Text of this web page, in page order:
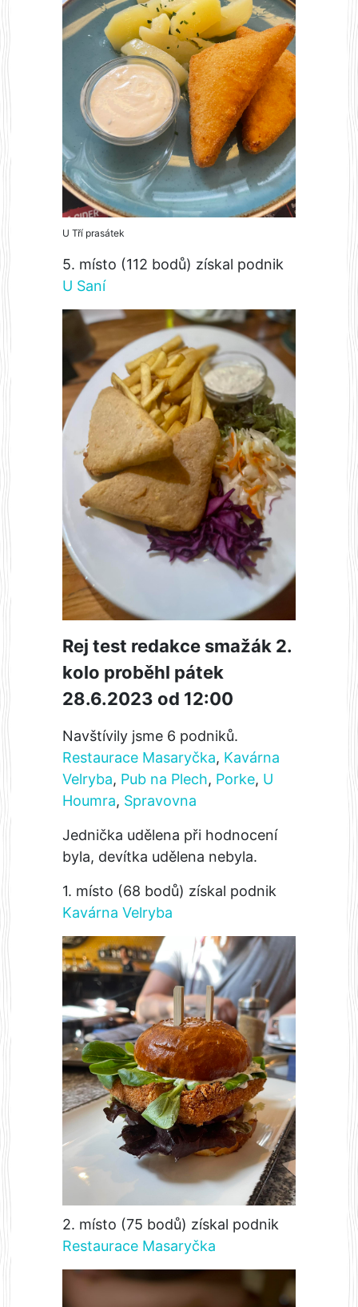
U Tří prasátek
5. místo (112 bodů) získal podnik
U Saní
Rej test redakce smažák 2.
kolo proběhl pátek
28.6.2023 od 12:00
Navštívily jsme 6 podniků.
Restaurace Masaryčka, Kavárna
Velryba, Pub na Plech, Porke, U
Houmra, Spravovna
Jednička udělena při hodnocení
byla, devítka udělena nebyla.
1. místo (68 bodů) získal podnik
Kavárna Velryba
2. místo (75 bodů) získal podnik
Restaurace Masaryčka